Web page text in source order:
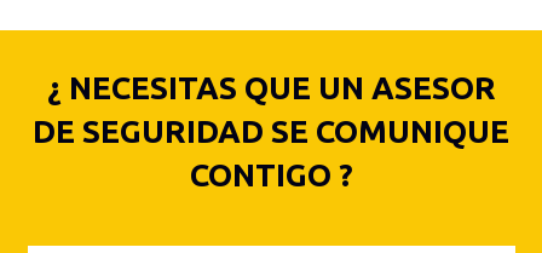
¿ NECESITAS QUE UN ASESOR
DE SEGURIDAD SE COMUNIQUE
CONTIGO ?